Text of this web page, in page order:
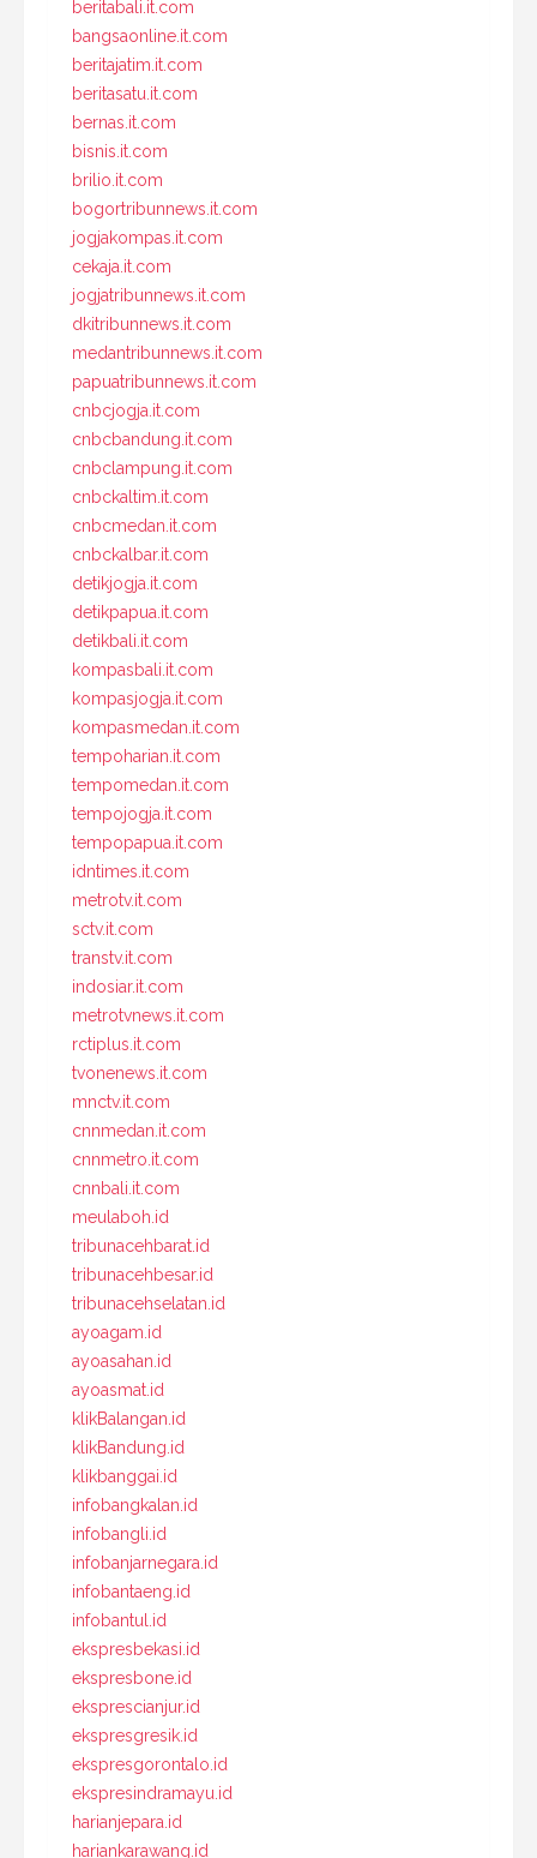
beritabali.it.com
bangsaonline.it.com
beritajatim.it.com
beritasatu.it.com
bernas.it.com
bisnis.it.com
brilio.it.com
bogortribunnews.it.com
jogjakompas.it.com
cekaja.it.com
jogjatribunnews.it.com
dkitribunnews.it.com
medantribunnews.it.com
papuatribunnews.it.com
cnbcjogja.it.com
cnbcbandung.it.com
cnbclampung.it.com
cnbckaltim.it.com
cnbcmedan.it.com
cnbckalbar.it.com
detikjogja.it.com
detikpapua.it.com
detikbali.it.com
kompasbali.it.com
kompasjogja.it.com
kompasmedan.it.com
tempoharian.it.com
tempomedan.it.com
tempojogja.it.com
tempopapua.it.com
idntimes.it.com
metrotv.it.com
sctv.it.com
transtv.it.com
indosiar.it.com
metrotvnews.it.com
rctiplus.it.com
tvonenews.it.com
mnctv.it.com
cnnmedan.it.com
cnnmetro.it.com
cnnbali.it.com
meulaboh.id
tribunacehbarat.id
tribunacehbesar.id
tribunacehselatan.id
ayoagam.id
ayoasahan.id
ayoasmat.id
klikBalangan.id
klikBandung.id
klikbanggai.id
infobangkalan.id
infobangli.id
infobanjarnegara.id
infobantaeng.id
infobantul.id
ekspresbekasi.id
ekspresbone.id
eksprescianjur.id
ekspresgresik.id
ekspresgorontalo.id
ekspresindramayu.id
harianjepara.id
hariankarawang.id